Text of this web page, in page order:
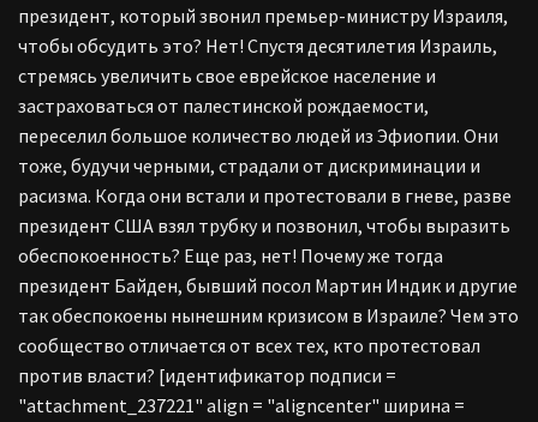
президент, который звонил премьер-министру Израиля,
чтобы обсудить это? Нет! Спустя десятилетия Израиль,
стремясь увеличить свое еврейское население и
застраховаться от палестинской рождаемости,
переселил большое количество людей из Эфиопии. Они
тоже, будучи черными, страдали от дискриминации и
расизма. Когда они встали и протестовали в гневе, разве
президент США взял трубку и позвонил, чтобы выразить
обеспокоенность? Еще раз, нет! Почему же тогда
президент Байден, бывший посол Мартин Индик и другие
так обеспокоены нынешним кризисом в Израиле? Чем это
сообщество отличается от всех тех, кто протестовал
против власти? [идентификатор подписи =
"attachment_237221" align = "aligncenter" ширина =